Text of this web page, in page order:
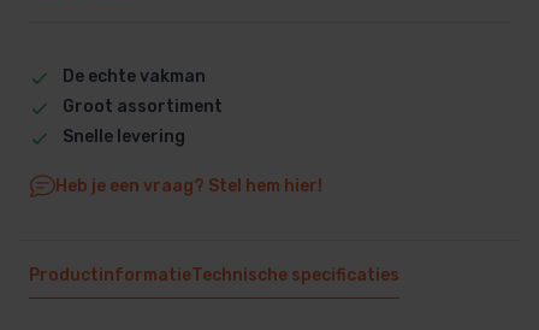
De echte vakman
Groot assortiment
Snelle levering
Heb je een vraag? Stel hem hier!
ProductinformatieTechnische specificaties